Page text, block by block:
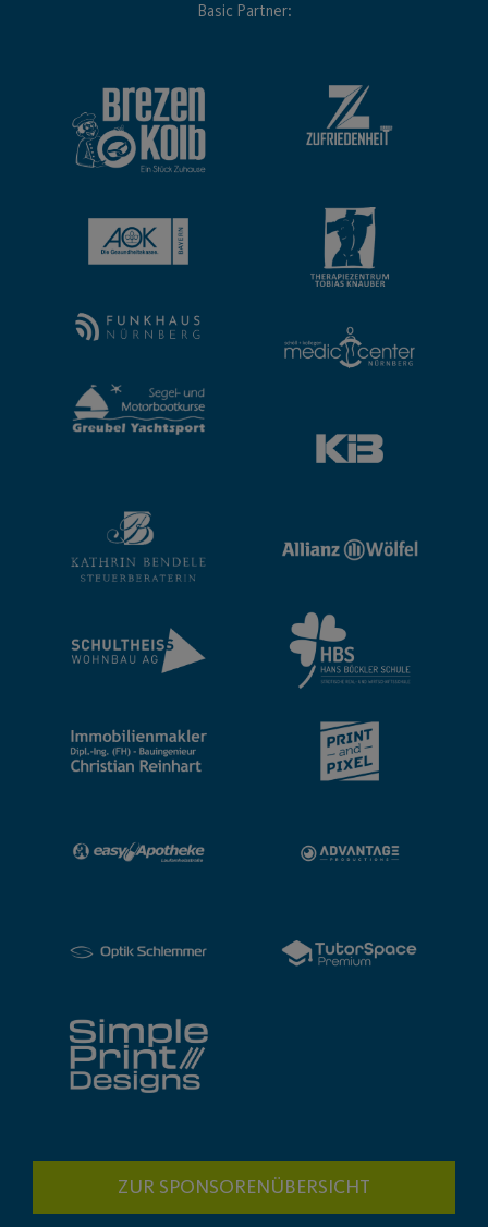
Basic Partner:
ZUR SPONSORENÜBERSICHT